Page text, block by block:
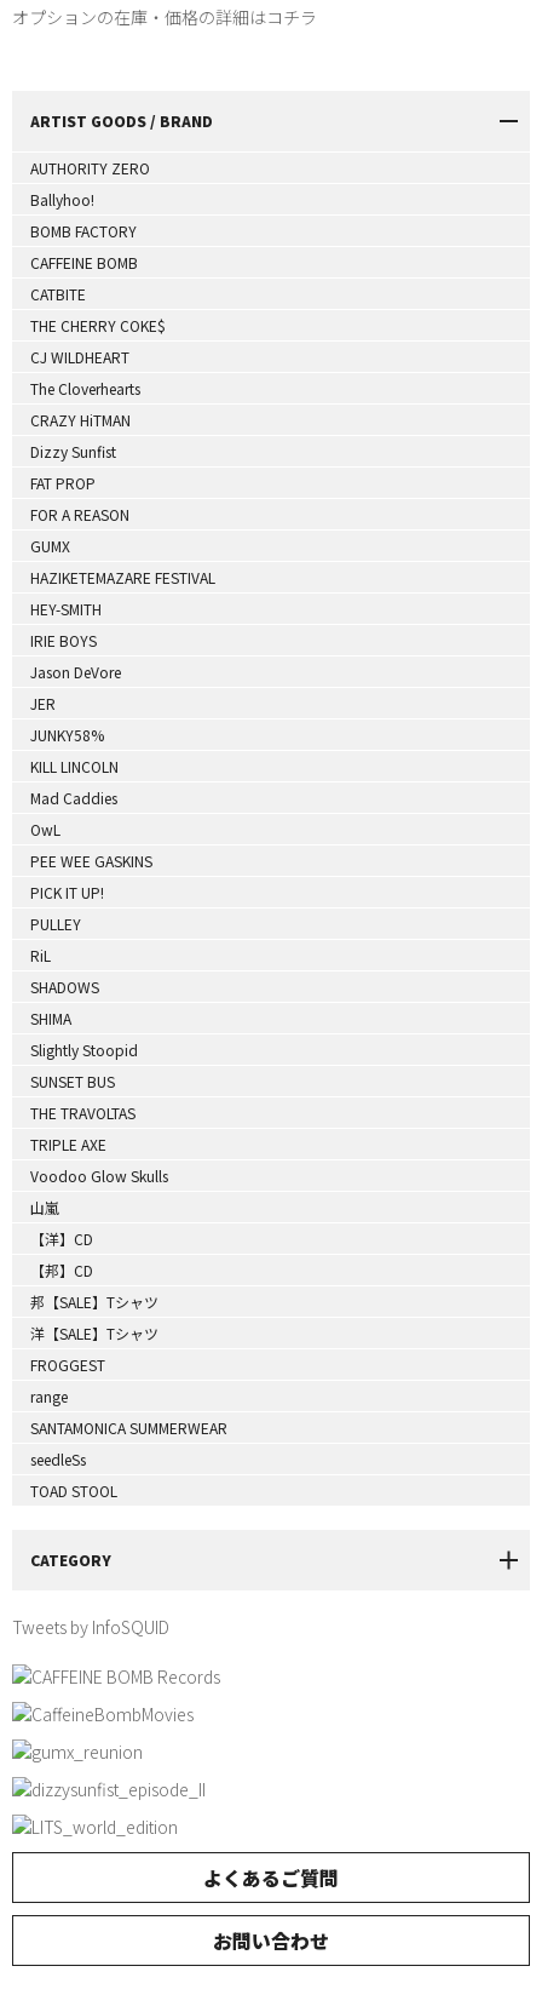
オプションの在庫・価格の詳細はコチラ
ARTIST GOODS / BRAND
AUTHORITY ZERO
Ballyhoo!
BOMB FACTORY
CAFFEINE BOMB
CATBITE
THE CHERRY COKE$
CJ WILDHEART
The Cloverhearts
CRAZY HiTMAN
Dizzy Sunfist
FAT PROP
FOR A REASON
GUMX
HAZIKETEMAZARE FESTIVAL
HEY-SMITH
IRIE BOYS
Jason DeVore
JER
JUNKY58%
KILL LINCOLN
Mad Caddies
OwL
PEE WEE GASKINS
PICK IT UP!
PULLEY
RiL
SHADOWS
SHIMA
Slightly Stoopid
SUNSET BUS
THE TRAVOLTAS
TRIPLE AXE
Voodoo Glow Skulls
山嵐
【洋】CD
【邦】CD
邦【SALE】Tシャツ
洋【SALE】Tシャツ
FROGGEST
range
SANTAMONICA SUMMERWEAR
seedleSs
TOAD STOOL
CATEGORY
Tweets by InfoSQUID
よくあるご質問
お問い合わせ